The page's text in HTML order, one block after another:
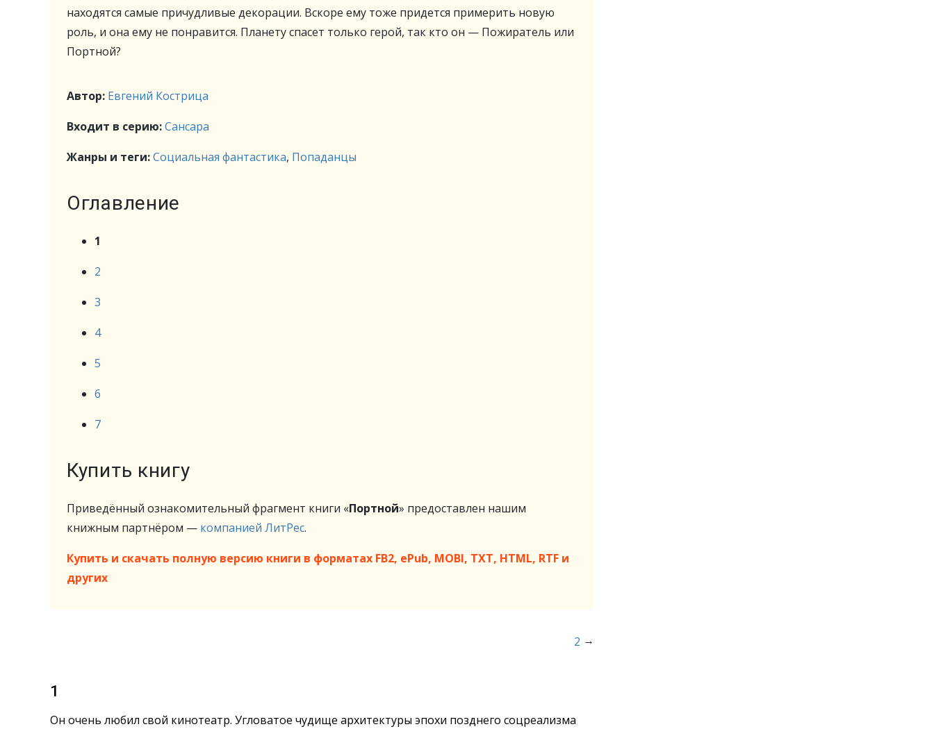
находятся самые причудливые декорации. Вскоре ему тоже придется примерить новую
роль, и она ему не понравится. Планету спасет только герой, так кто он — Пожиратель или
Портной?
Автор: Евгений Кострица
Входит в серию:Сансара
Жанры и теги:Социальная фантастика, Попаданцы
Оглавление
1
2
3
4
5
6
7
Купить книгу
Приведённый ознакомительный фрагмент книги «Портной» предоставлен нашим
книжным партнёром — компанией ЛитРес.
Купить и скачать полную версию книги в форматах FB2, ePub, MOBI, TXT, HTML, RTF и
других
2 →
1
Он очень любил свой кинотеатр. Угловатое чудище архитектуры эпохи позднего соцреализма